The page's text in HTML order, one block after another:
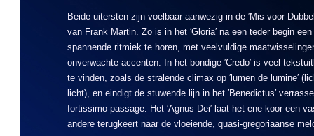
Beide uitersten zijn voelbaar aanwezig in de ′Mis voor
van Frank Martin. Zo is in het ′Gloria′ na een teder begin een
spannende ritmiek te horen, met veelvuldige
onverwachte accenten. In het bondige ′Credo′ is veel
te vinden, zoals de stralende climax op ′lumen de lumine′
licht), en eindigt de stuwende lijn in het ′Benedictus′
fortissimo-passage. Het ′Agnus Dei′ laat het ene koor een
andere terugkeert naar de vloeiende, quasi-gregoriaanse